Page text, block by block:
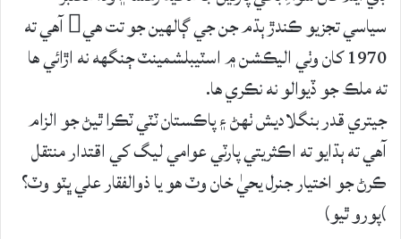
سياسي تجزيو ڪندڙ ٻڌم جن جي ڳالهين جو تت ھي آهي ته
1970 کان وٺي اليڪشن ۾ اسٽيبلشمينٽ ڄنگھه نه اڙائي ھا
ته ملڪ جو ڏيوالو نه نڪري ھا.
جيتري قدر بنگلاديش ٺهڻ ۽ پاڪستان ٽٽي ٽڪرا ٿيڻ جو الزام
آهي ته ٻڌايو ته اڪثريتي پارٽي عوامي ليگ کي اقتدار منتقل
ڪرڻ جو اختيار جنرل يحيٰ خان وٽ ھو يا ذوالفقار علي ڀٽو وٽ؟
)پورو ٿيو)